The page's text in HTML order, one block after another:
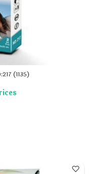
(1135)